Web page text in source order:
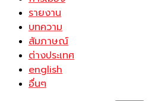
รายงาน
บทความ
สัมภาษณ์
ต่างประเทศ
english
อื่นๆ